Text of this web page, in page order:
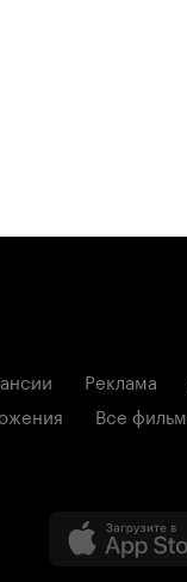
Реклама
Все